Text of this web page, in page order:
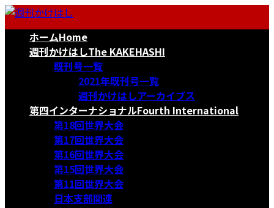
コ
ナ
ホームHome
週刊かけはしThe KAKEHASHI
既刊号一覧
2021年既刊号一覧
週刊かけはしアーカイブス
第四インターナショナルFourth International
第18回世界大会
第17回世界大会
第16回世界大会
第15回世界大会
第11回世界大会
日本支部関連